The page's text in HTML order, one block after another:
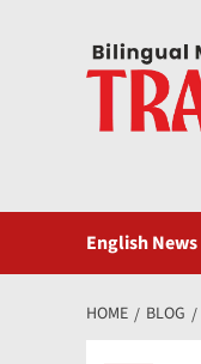
English News
HOME BLOG